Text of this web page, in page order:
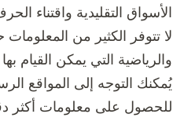
الأسواق التقليدية واقتناء
لا تتوفر الكثير من المعلومات
والرياضية التي يمكن القيام
يُمكنك التوجه إلى المواقع
للحصول على معلومات أكثر